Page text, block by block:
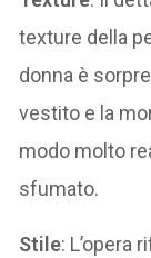
texture della
donna è
vestito e la
modo molto
sfumato.
Stile: L’opera